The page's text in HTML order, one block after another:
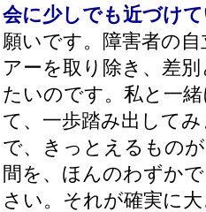
会に少しでも近づけ
願いです。障害者の
アーを取り除き、差
たいのです。私と一
て、一歩踏み出して
で、きっとえるもの
間を、ほんのわずか
さい。それが確実に